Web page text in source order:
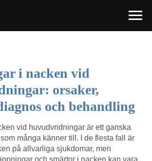
i nacken vid
orsaker,
och behandling
vid huvudvridningar är ett ganska
många känner till. I de flesta fall är
på allvarliga sjukdomar, men
och smärtor i nacken kan vara